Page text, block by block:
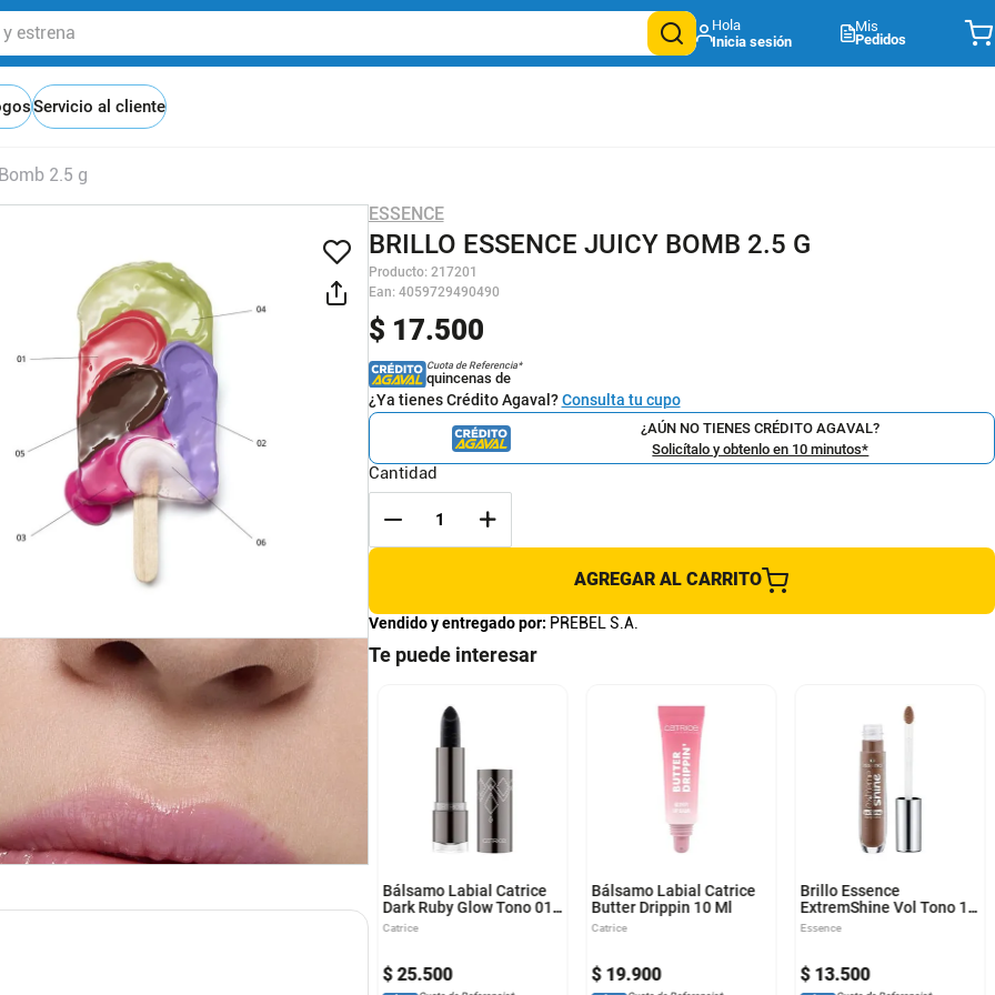
Mis
Pedidos
Servicio al cliente
2.5 g
ESSENCE
BRILLO ESSENCE JUICY BOMB 2.5 G
Producto: 217201
Ean: 4059729490490
$ 17.500
Cuota de Referencia*
quincenas de
¿Ya tienes Crédito Agaval?Consulta tu cupo
¿AÚN NO TIENES CRÉDITO AGAVAL?
Solicítalo y obtenlo en 10 minutos*
Cantidad
AGREGAR AL CARRITO
Vendido y entregado por: PREBEL S.A.
Te puede interesar
ESSENCE BRILLO
EXTREME SHINE
VOLUME
Essence
Bálsamo Labial Catrice
Dark Ruby Glow Tono 010
3.5 Gr
Catrice
$ 25.500
Bálsamo Labial Catrice
Butter Drippin 10 Ml
Catrice
$ 19.900
Brillo Essence
ExtremShine Vol Tono 14
5Ml
Essence
$ 13.500